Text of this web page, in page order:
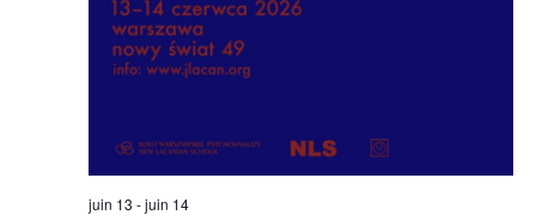
juin 13 -juin 14